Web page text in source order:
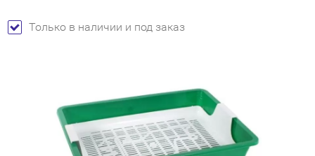
Только в наличии и под заказ